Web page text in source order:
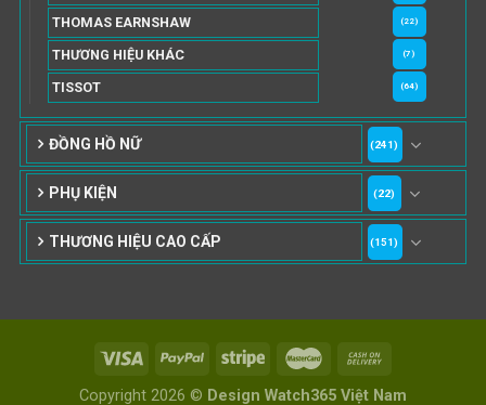
THOMAS EARNSHAW (22)
THƯƠNG HIỆU KHÁC (7)
TISSOT (64)
ĐỒNG HỒ NỮ (241)
PHỤ KIỆN (22)
THƯƠNG HIỆU CAO CẤP (151)
Copyright 2026 © Design Watch365 Việt Nam